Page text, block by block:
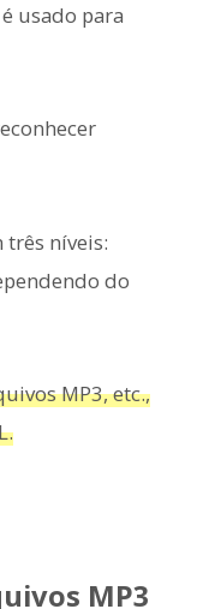
usado para
três níveis:
do
MP3, etc.,
MP3